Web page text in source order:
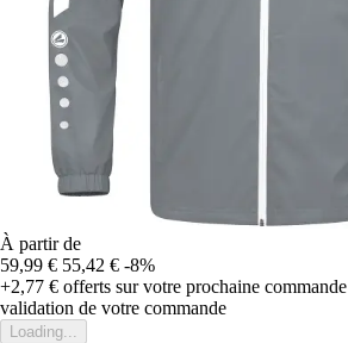
À partir de
59,99 € 55,42 € -8%
+2,77 € offerts sur votre prochaine commande
validation de votre commande
Loading...